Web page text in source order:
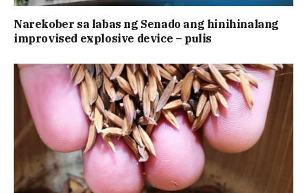
Narekober sa labas ng Senado ang hinihinalang
improvised explosive device – pulis